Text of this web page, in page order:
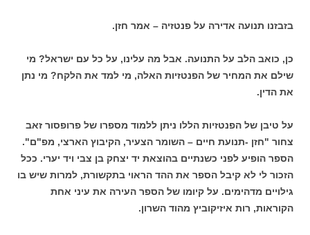
בזבזנו תנועה אדירה על פנטזיה – אמר חזן.
כן, כואב הלב על התנועה. אבל מה עלינו, על כל עם ישראל? מי
שילם את המחיר של הפנטזיות האלה, מי למד את הלקח? מי נתן
את הדין.
על טיבן של הפנטזיות הללו ניתן ללמוד מספרו של פרופסור זאב
צחור "חזן -תנועת חיים – השומר הצעיר, הקיבוץ הארצי, מפ"ם".
הספר הופיע לפני כשנתיים בהוצאת יד יצחק בן צבי ויד יערי. ככל
הזכור לי לא קיבל הספר את ההד הראוי בתקשורת, למרות שיש בו
גילויים מדהימים. על קיומו של הספר העירה את עיני אחת
הקוראות, רות איזיקוביץ מהוד השרון.